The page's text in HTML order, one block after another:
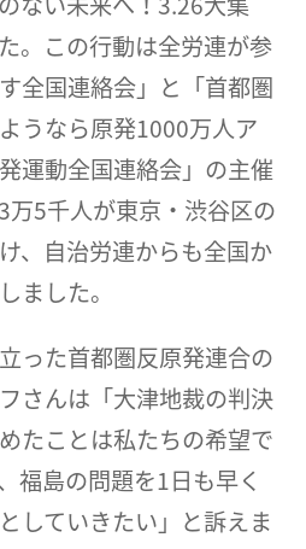
。この行動は全労連が参
全国連絡会」と「首都圏
うなら原発1000万人ア
運動全国連絡会」の主催
万5千人が東京・渋谷区の
、自治労連からも全国か
ました。
った首都圏反原発連合の
さんは「大津地裁の判決
たことは私たちの希望で
福島の問題を1日も早く
していきたい」と訴えま